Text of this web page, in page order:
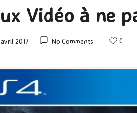
Vidéo à ne
2017 No Comments 0